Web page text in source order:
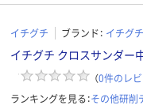
イチグチ ブランド： イチグ
イチグチ クロスサンダー
（0件のレ
ランキングを見る：その他研削